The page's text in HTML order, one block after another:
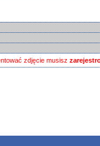
zdjęcie musisz